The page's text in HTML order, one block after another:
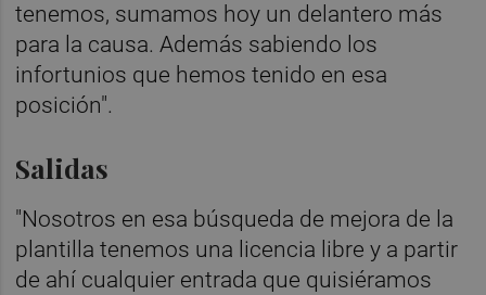
tenemos, sumamos hoy un delantero más
para la causa. Además sabiendo los
infortunios que hemos tenido en esa
posición".
Salidas
"Nosotros en esa búsqueda de mejora de la
plantilla tenemos una licencia libre y a partir
de ahí cualquier entrada que quisiéramos